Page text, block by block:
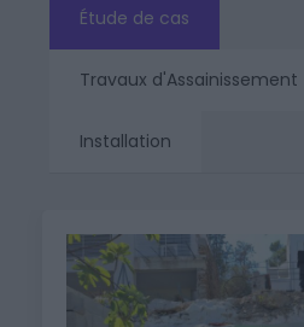
Étude de cas
Travaux d'Assainissement
Installation